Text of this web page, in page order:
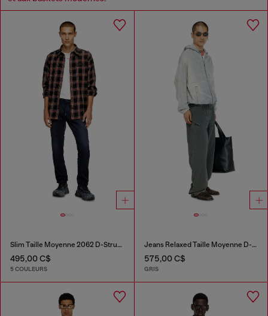
Slim Taille Moyenne 2062 D-Strukt Joggjeans®
495,00 C$
5 COULEURS
Jeans Relaxed Taille Moyenne D-Zeta
575,00 C$
GRIS